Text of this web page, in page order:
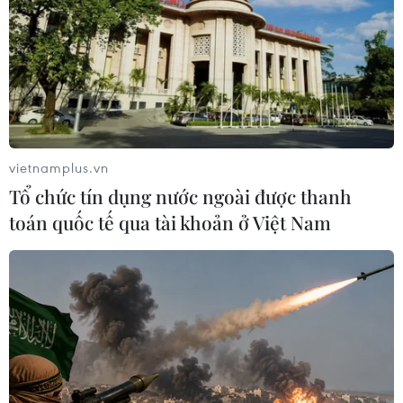
Phenikaa dao động từ 18 đến 27 điểm
09/08/2026 09:23
Hơn 40 sáng kiến thanh niên hội tụ
tại Ngày Quốc tế Thanh niên 2026
09/08/2026 09:19
Đà Nẵng mở rộng tìm kiếm 2 nạn
nhân mất tích sau vụ sóng cuốn ở
Mũi Nghê
09/08/2026 08:59
Ngành nào dẫn đầu số điểm của
Trường Đại học Khoa học Tự nhiên,
vietnamplus.vn
Tổ chức tín dụng nước ngoài được thanh
toán quốc tế qua tài khoản ở Việt Nam